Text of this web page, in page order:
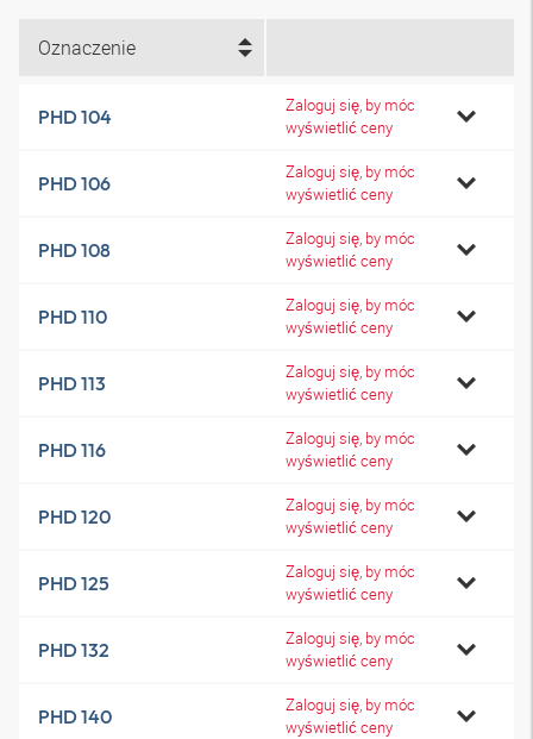
Oznaczenie
PHD 104
Zaloguj się, by móc
wyświetlić ceny
PHD 106
Zaloguj się, by móc
wyświetlić ceny
PHD 108
Zaloguj się, by móc
wyświetlić ceny
PHD 110
Zaloguj się, by móc
wyświetlić ceny
PHD 113
Zaloguj się, by móc
wyświetlić ceny
PHD 116
Zaloguj się, by móc
wyświetlić ceny
PHD 120
Zaloguj się, by móc
wyświetlić ceny
PHD 125
Zaloguj się, by móc
wyświetlić ceny
PHD 132
Zaloguj się, by móc
wyświetlić ceny
PHD 140
Zaloguj się, by móc
wyświetlić ceny